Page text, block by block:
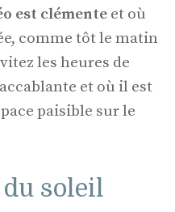
est clémente et où
comme tôt le matin
les heures de
et où il est
paisible sur le
soleil